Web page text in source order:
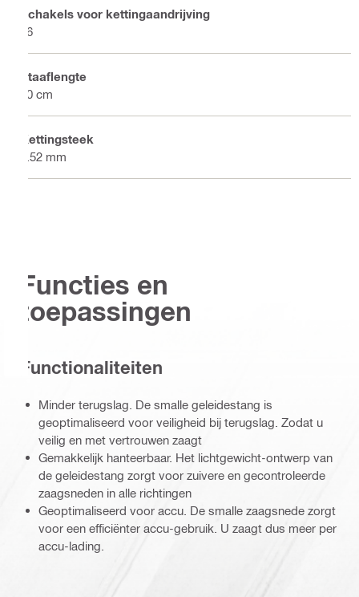
Schakels voor kettingaandrijving
56
Staaflengte
40 cm
Kettingsteek
9.52 mm
Functies en
toepassingen
Functionaliteiten
Minder terugslag. De smalle geleidestang is
geoptimaliseerd voor veiligheid bij terugslag. Zodat u
veilig en met vertrouwen zaagt
Gemakkelijk hanteerbaar. Het lichtgewicht-ontwerp van
de geleidestang zorgt voor zuivere en gecontroleerde
zaagsneden in alle richtingen
Geoptimaliseerd voor accu. De smalle zaagsnede zorgt
voor een efficiënter accu-gebruik. U zaagt dus meer per
accu-lading.